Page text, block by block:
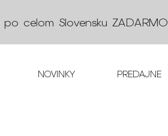
po celom Slovensku ZADARMO
NOVINKY PREDAJNE